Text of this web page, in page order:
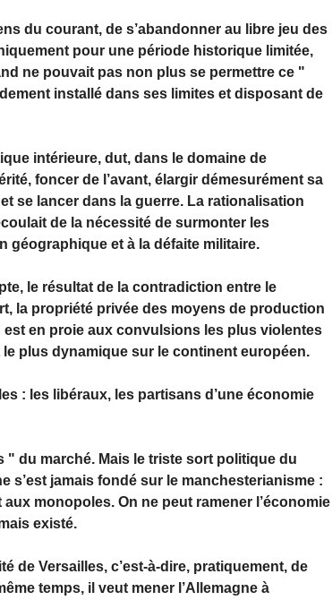
du courant, de s’abandonner au libre jeu des
pour une période historique limitée,
ne pouvait pas non plus se permettre ce "
installé dans ses limites et disposant de
intérieure, dut, dans le domaine de
foncer de l’avant, élargir démesurément sa
se lancer dans la guerre. La rationalisation
de la nécessité de surmonter les
géographique et à la défaite militaire.
le résultat de la contradiction entre le
la propriété privée des moyens de production
est en proie aux convulsions les plus violentes
plus dynamique sur le continent européen.
: les libéraux, les partisans d’une économie
du marché. Mais le triste sort politique du
s’est jamais fondé sur le manchesterianisme :
monopoles. On ne peut ramener l’économie
existé.
de Versailles, c’est-à-dire, pratiquement, de
temps, il veut mener l’Allemagne à